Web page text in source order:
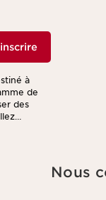
à
de
des
Nous